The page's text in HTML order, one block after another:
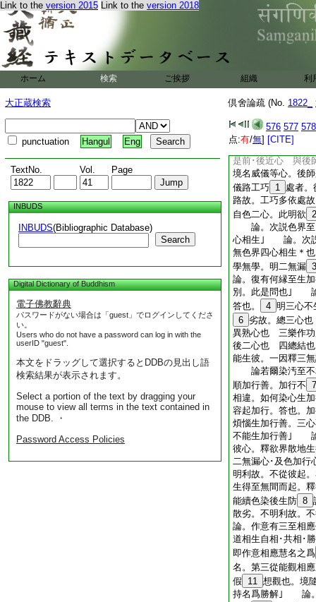
Link to the version 2015 Link to the version 2018
ホーム 検索 ご挨拶 組織 利
大正蔵検索
punctuation Hangul Eng
TextNo. Vol. Page
INBUDS
INBUDS(Bibliographic Database)
Search
Digital Dictionary of Buddhism
電子佛教辭典
パスワードがない場合は「guest」でログインしてくださ
い。
Users who do not have a password can log in with the
userID "guest".
本文をドラッグして選択するとDDBの見出し語
検索結果が表示されます。
Select a portion of the text by dragging your
mouse to view all terms in the text contained in
the DDB. ・
Password Access Policies
倶舍論疏 (No. 1822_
576 577 578
点:有/無] [CITE]
心爲二十心｣ 論
二爲二十心也。
等至亦縁於聲。此
語亦是工巧心故。
工巧者説加行也。
餘師説至十二處境
二説。與此論同。
唯縁色。工巧兼聲
今前師言縁四
是前･後近心 與後
境名威儀等心。後
儀路工巧 1 處者。
路故。工巧多依
自色二心。此明欲 2
論。次説色界至
心相生｣ 論。次説
無色界四心相生
學無學。明二無漏 3
論。復有何縁至生
別。此是問也｣ 論
答也。
4 明三心
6 劣故。總三心
異熟心也 三樂作功
後二心也 四總結
能生彼。一因釋三
論若爾染汚至不
順加行善。加行不 7
相違。如何染心生
容起加行。答也。
煩惱生加行善。三
不能生加行善｣
彼心。釋欲界散地
二無漏心･及色加行
明利故。不從彼
生得至無間而起。
能續色染後生防 8
散劣。不明利故。
論。作意有三至相
道相生自相･共相･
即作意相應慧名之爲
名。第三從能觀相
假
11 想觀也。境
持名爲勝解｣ 論。